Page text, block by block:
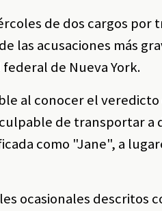
de dos cargos por
las acusaciones más
de Nueva York.
al conocer el
de transportar a
como "Jane", a
ocasionales descritos